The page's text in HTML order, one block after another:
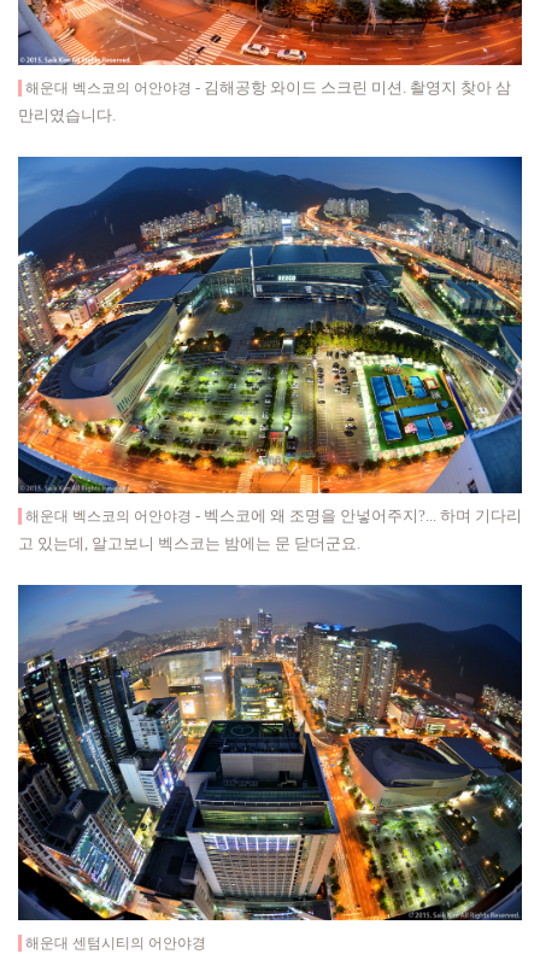
해운대 벡스코의 어안야경 - 김해공항 와이드 스크린 미션. 촬영지 찾아 삼
만리였습니다.
해운대 벡스코 의 어안야경 - 벡스코에 왜 조명을 안넣어주지?... 하며 기다리
고 있는데, 알고보니 벡스코는 밤에는 문 닫더군요.
해운대 센텀시티의 어안야경